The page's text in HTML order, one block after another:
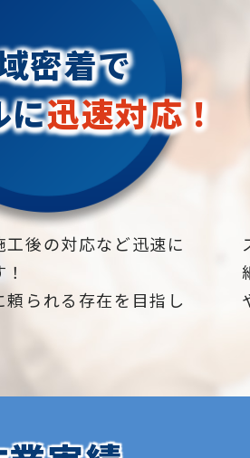
密着で
に迅速対応！
工後の対応など迅速に
頼られる存在を目指し